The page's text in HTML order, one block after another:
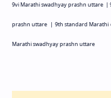
9vi Marathi swadhyay prashn uttare |
prashn uttare | 9th standard Marathi
Marathi swadhyay prashn uttare